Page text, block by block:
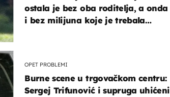
ostala je bez oba roditelja, a onda
i bez milijuna koje je trebala
OPET PROBLEMI
Burne scene u trgovačkom centru:
Sergej Trifunović i supruga uhićeni